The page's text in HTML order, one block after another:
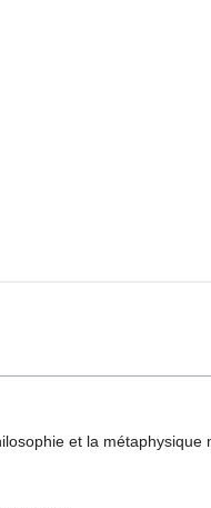
et la